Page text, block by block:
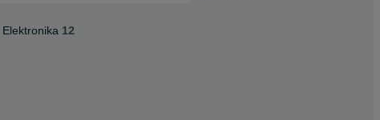
Elektronika 12